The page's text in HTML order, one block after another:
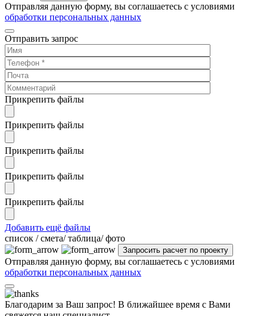
Отправляя данную форму, вы соглашаетесь с условиями
обработки персональных данных
Отправить запрос
Прикрепить файлы
Прикрепить файлы
Прикрепить файлы
Прикрепить файлы
Прикрепить файлы
Добавить ещё файлы
cписок / смета/ таблица/ фото
Отправляя данную форму, вы соглашаетесь с условиями
обработки персональных данных
Благодарим за Ваш запрос! В ближайшее время с Вами